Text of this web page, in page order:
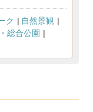
ク
自然景観
総合公園